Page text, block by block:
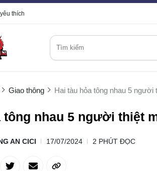
thích
Giao thông Hai tàu hỏa tông nhau 5
tông nhau 5 người thiệt
AN CICI 17/07/2024 2 PHÚT ĐỌC